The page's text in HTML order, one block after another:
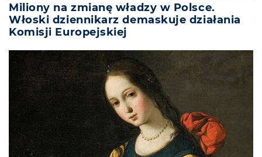
Miliony na zmianę władzy w Polsce.
Włoski dziennikarz demaskuje działania
Komisji Europejskiej